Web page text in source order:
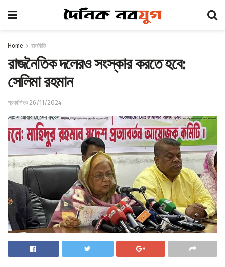
Home রাজনীতি
রাজনৈতিক দলেরও সংস্কার করতে হবে:
সেলিমা রহমান
প্রকাশিতঃ 26/11/2024